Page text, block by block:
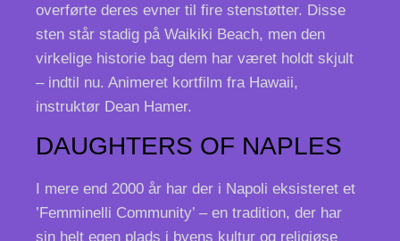
overførte deres evner til fire stenstøtter. Disse
sten står stadig på Waikiki Beach, men den
virkelige historie bag dem har været holdt skjult
– indtil nu. Animeret kortfilm fra Hawaii,
instruktør Dean Hamer.
DAUGHTERS OF NAPLES
I mere end 2000 år har der i Napoli eksisteret et
’Femminelli Community’ – en tradition, der har
sin helt egen plads i byens kultur og religiøse